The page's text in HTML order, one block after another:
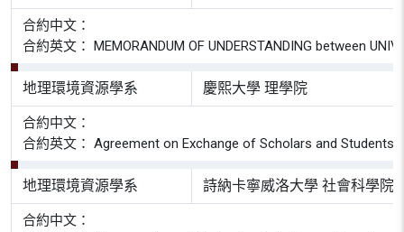
合約中文：
合約英文： MEMORANDUM OF UNDERSTANDING between
地理環境資源學系 慶熙大學 理學院
合約中文：
合約英文： Agreement on Exchange of Scholars and Students
地理環境資源學系 詩納卡寧威洛大學 社會科學院
合約中文：